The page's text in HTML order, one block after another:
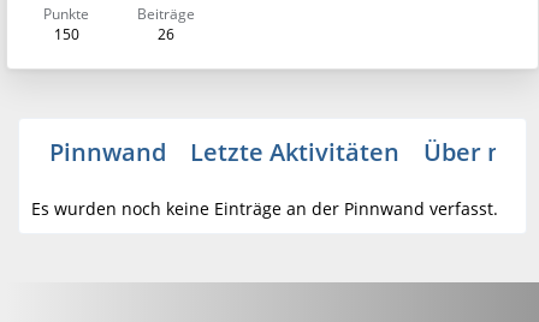
Punkte
150
Beiträge
26
Pinnwand Letzte Aktivitäten Über
Es wurden noch keine Einträge an der Pinnwand verfasst.